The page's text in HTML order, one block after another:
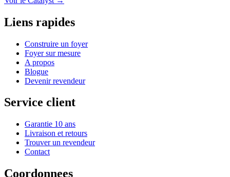
Liens rapides
Construire un foyer
Foyer sur mesure
A propos
Blogue
Devenir revendeur
Service client
Garantie 10 ans
Livraison et retours
Trouver un revendeur
Contact
Coordonnees